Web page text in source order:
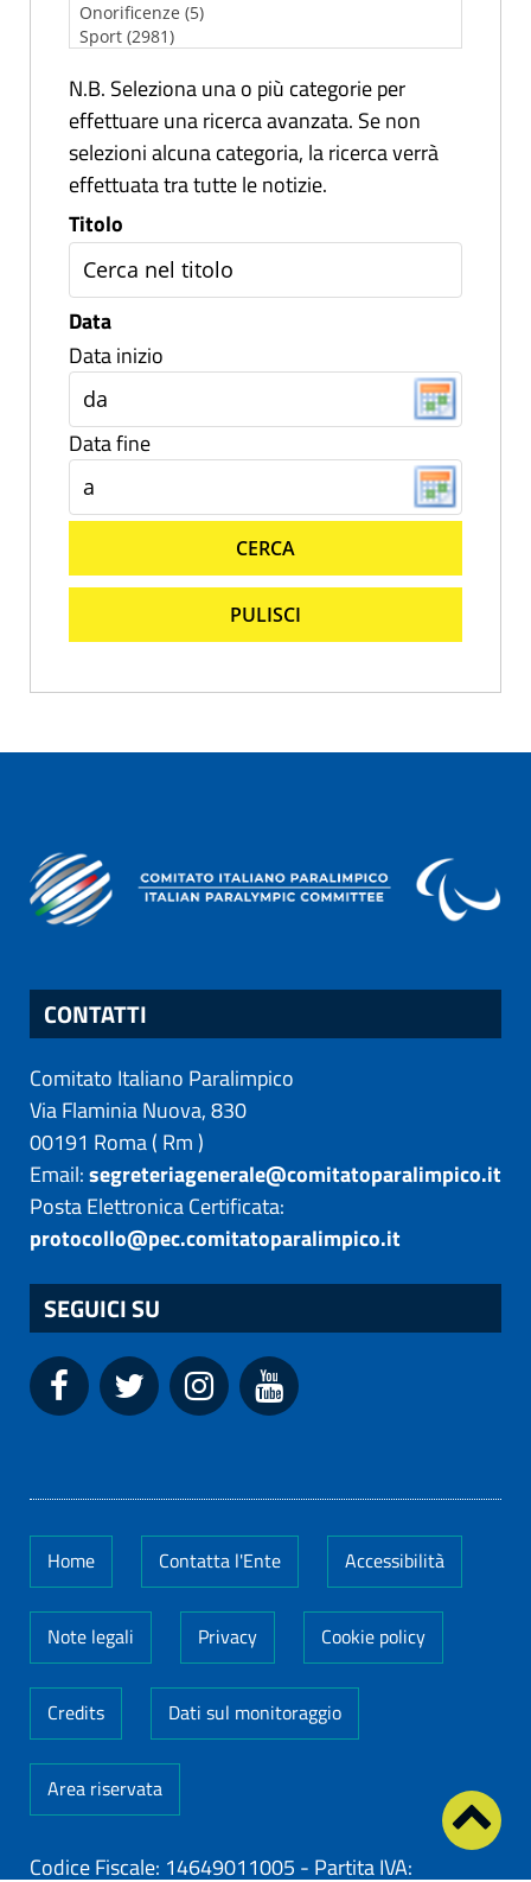
N.B. Seleziona una o più categorie per
effettuare una ricerca avanzata. Se non
selezioni alcuna categoria, la ricerca verrà
effettuata tra tutte le notizie.
Titolo
Data
Data inizio
Data fine
CERCA
PULISCI
CONTATTI
Comitato Italiano Paralimpico
Via Flaminia Nuova, 830
00191 Roma( Rm)
Email:segreteriagenerale@comitatoparalimpico.it
Posta Elettronica Certificata:
protocollo@pec.comitatoparalimpico.it
SEGUICI SU
Home Contatta l'Ente Accessibilità
Note legali Privacy Cookie policy
Credits Dati sul monitoraggio
Area riservata
Codice Fiscale: 14649011005 - Partita IVA: